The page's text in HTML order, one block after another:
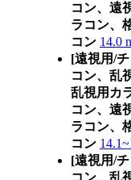
コン、遠
ラコン、
コン 14.0
[遠視用/
コン、乱
乱視用カ
コン、遠
ラコン、
コン
[遠視用/
コン、乱